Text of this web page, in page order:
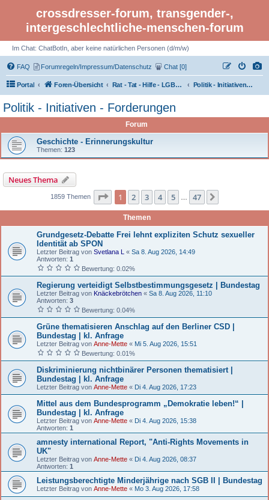
crossdresser-forum, transgender-,
intergeschlechtliche-menschen-forum
Im Chat: ChatBotIn, aber keine natürlichen Personen (d/m/w)
FAQ Forumregeln/Impressum/Datenschutz Chat [0]
Portal Foren-Übersicht Rat - Tat - Hilfe - LGBTI Rights - Infos Politik - Initiativen - Forderungen
Politik - Initiativen - Forderungen
Forum
Geschichte - Erinnerungskultur
Themen: 123
Neues Thema
1859 Themen Seite 1 von 47
1 2 3 4 5 47
Themen
Grundgesetz-Debatte Frei lehnt expliziten Schutz sexueller
Identität ab SPON
Letzter Beitrag von Svetlana L « Sa 8. Aug 2026, 14:49
Antworten: 1
Bewertung: 0.02%
Regierung verteidigt Selbstbestimmungsgesetz | Bundestag
Letzter Beitrag von Knäckebrötchen « Sa 8. Aug 2026, 11:10
Antworten: 3
Bewertung: 0.04%
Grüne thematisieren Anschlag auf den Berliner CSD |
Bundestag | kl. Anfrage
Letzter Beitrag von Anne-Mette « Mi 5. Aug 2026, 15:51
Bewertung: 0.01%
Diskriminierung nichtbinärer Personen thematisiert |
Bundestag | kl. Anfrage
Letzter Beitrag von Anne-Mette « Di 4. Aug 2026, 17:23
Mittel aus dem Bundesprogramm „Demokratie leben!“ |
Bundestag | kl. Anfrage
Letzter Beitrag von Anne-Mette « Di 4. Aug 2026, 15:38
Antworten: 1
amnesty international Report, "Anti-Rights Movements in
UK"
Letzter Beitrag von Anne-Mette « Di 4. Aug 2026, 08:37
Antworten: 1
Leistungsberechtigte Minderjährige nach SGB II | Bundestag
Letzter Beitrag von Anne-Mette « Mo 3. Aug 2026, 17:58